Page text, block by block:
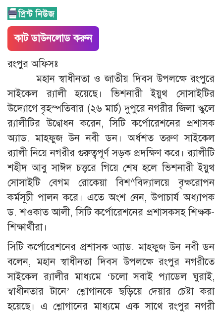
কাট ডাউনলোড করুন
রংপুর অফিসঃ
মহান স্বাধীনতা ও জাতীয় দিবস উপলক্ষে রংপুরে
সাইকেল র‌্যালী হয়েছে। ভিশনারী ইয়ুথ সোসাইটির
উদ্যোগে বৃহস্পতিবার (২৬ মার্চ) দুপুরে নগরীর জিলা স্কুলে
র‌্যালীটির উদ্বোধন করেন, সিটি কর্পোরেশনের প্রশাসক
অ্যাড. মাহফুজ উন নবী ডন। অর্ধশত তরুণ সাইকেল
র‌্যালী নিয়ে নগরীর গুরুত্বপূর্ণ সড়ক প্রদক্ষিণ করে। র‌্যালীটি
শহীদ আবু সাঈদ চত্ত্বরে গিয়ে শেষ হলে ভিশনারী ইয়ুথ
সোসাইটি বেগম রোকেয়া বিশ^বিদ্যালয়ে বৃক্ষরোপন
কর্মসূচী পালন করে। এতে অংশ নেন, উপাচার্য অধ্যাপক
ড. শওকাত আলী, সিটি কর্পোরেশনের প্রশাসকসহ শিক্ষক-
শিক্ষার্থীরা।
সিটি কর্পোরেশনের প্রশাসক অ্যাড. মাহফুজ উন নবী ডন
বলেন, মহান স্বাধীনতা দিবস উপলক্ষে রংপুর নগরীতে
সাইকেল র‌্যালীর মাধ্যমে ‘চলো সবাই প্যাডেল ঘুরাই,
স্বাধীনতার টানে’ শ্লোগানকে ছড়িয়ে দেয়ার চেষ্টা করা
হয়েছে। এ শ্লোগানের মাধ্যমে এক সাথে রংপুর নগরী